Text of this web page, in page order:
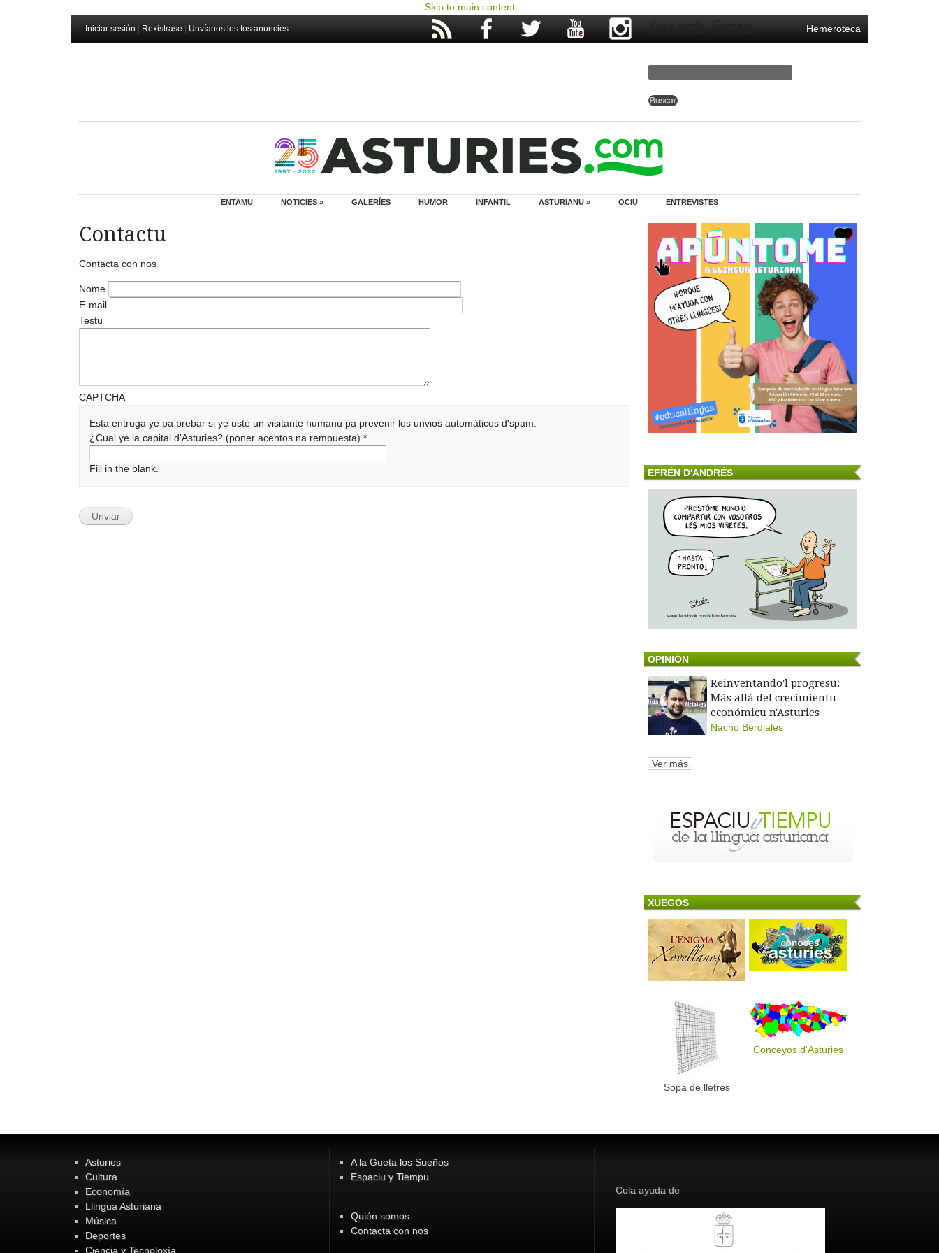
Skip to main content
Iniciar sesión Rexistrase Unvíanos les tos anuncies Hemeroteca
Search form
ENTAMU NOTICIES » GALERÍES HUMOR INFANTIL ASTURIANU » OCIU ENTREVISTES
Contactu
Contacta con nos
Nome
E-mail
Testu
CAPTCHA
Esta entruga ye pa prebar si ye usté un visitante humanu pa prevenir los unvios automáticos d'spam.
¿Cual ye la capital d'Asturies? (poner acentos na rempuesta)*
Fill in the blank. EFRÉN D'ANDRÉS
OPINIÓN
Reinventando'l progresu:
Más allá del crecimientu
económicu n'Asturies
Nacho Berdiales
Ver más
XUEGOS
Sopa de lletres
Conceyos d'Asturies
Asturies
Cultura
Economía
Llingua Asturiana
Música
Deportes
Ciencia y Tecnoloxía
A la Gueta los Sueños
Espaciu y Tiempu
Quién somos
Contacta con nos
Cola ayuda de